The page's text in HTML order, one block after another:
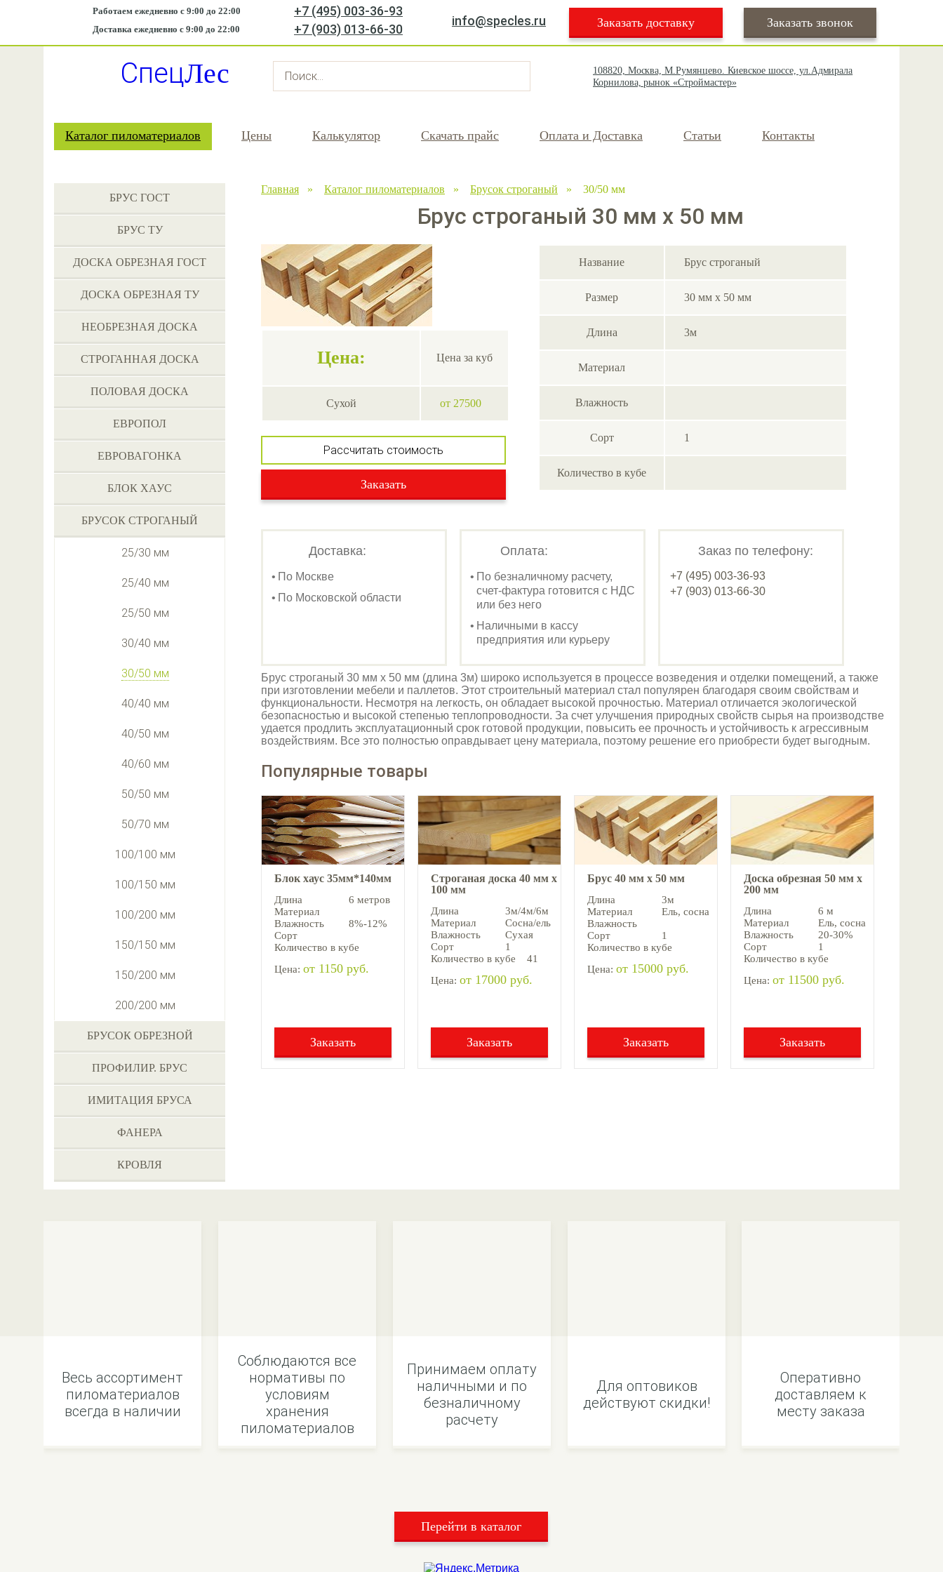
Заказать доставку Заказать звонок
Работаем ежедневно с 9:00 до 22:00
Доставка ежедневно с 9:00 до 22:00
+7 (495) 003-36-93
+7 (903) 013-66-30
info@specles.ru
СпецЛес
108820, Москва, М.Румянцево. Киевское шоссе, ул.Адмирала
Корнилова, рынок «Строймастер»
Каталог пиломатериалов Цены Калькулятор Скачать прайс Оплата и Доставка Статьи Контакты
БРУС ГОСТ
БРУС ТУ
ДОСКА ОБРЕЗНАЯ ГОСТ
ДОСКА ОБРЕЗНАЯ ТУ
НЕОБРЕЗНАЯ ДОСКА
СТРОГАННАЯ ДОСКА
ПОЛОВАЯ ДОСКА
ЕВРОПОЛ
ЕВРОВАГОНКА
БЛОК ХАУС
БРУСОК СТРОГАНЫЙ
25/30 мм
25/40 мм
25/50 мм
30/40 мм
30/50 мм
40/40 мм
40/50 мм
40/60 мм
50/50 мм
50/70 мм
100/100 мм
100/150 мм
100/200 мм
150/150 мм
150/200 мм
200/200 мм
БРУСОК ОБРЕЗНОЙ
ПРОФИЛИР. БРУС
ИМИТАЦИЯ БРУСА
ФАНЕРА
КРОВЛЯ
Главная » Каталог пиломатериалов » Брусок строганый » 30/50 мм
Брус строганый 30 мм х 50 мм
Цена: Цена за куб
Сухой от 27500
Рассчитать стоимость
Заказать
Название Брус строганый
Размер 30 мм х 50 мм
Длина 3м
Материал
Влажность
Сорт 1
Количество в кубе
Доставка:
По Москве
По Московской области
Оплата:
По безналичному расчету,
счет-фактура готовится с НДС
или без него
Наличными в кассу
предприятия или курьеру
Заказ по телефону:
+7 (495) 003-36-93
+7 (903) 013-66-30
Брус строганый 30 мм х 50 мм (длина 3м) широко используется в процессе возведения и отделки помещений, а также
при изготовлении мебели и паллетов. Этот строительный материал стал популярен благодаря своим свойствам и
функциональности. Несмотря на легкость, он обладает высокой прочностью. Материал отличается экологической
безопасностью и высокой степенью теплопроводности. За счет улучшения природных свойств сырья на производстве
удается продлить эксплуатационный срок готовой продукции, повысить ее прочность и устойчивость к агрессивным
воздействиям. Все это полностью оправдывает цену материала, поэтому решение его приобрести будет выгодным.
Популярные товары
Блок хаус 35мм*140мм
Длина
6 метров
Материал
Влажность
8%-12%
Сорт
Количество в кубе
Цена: от 1150 руб.
Заказать
Строганая доска 40 мм х
100 мм
Длина
3м/4м/6м
Материал
Сосна/ель
Влажность
Сухая
Сорт
1
Количество в кубе
41
Цена: от 17000 руб.
Заказать
Брус 40 мм х 50 мм
Длина
3м
Материал
Ель, cосна
Влажность
Сорт
1
Количество в кубе
Цена: от 15000 руб.
Заказать
Доска обрезная 50 мм х
200 мм
Длина
6 м
Материал
Ель, cосна
Влажность
20-30%
Сорт
1
Количество в кубе
Цена: от 11500 руб.
Заказать
Весь ассортимент
пиломатериалов
всегда в наличии
Соблюдаются все
нормативы по
условиям
хранения
пиломатериалов
Принимаем оплату
наличными и по
безналичному
расчету
Для оптовиков
действуют скидки!
Оперативно
доставляем к
месту заказа
Перейти в каталог